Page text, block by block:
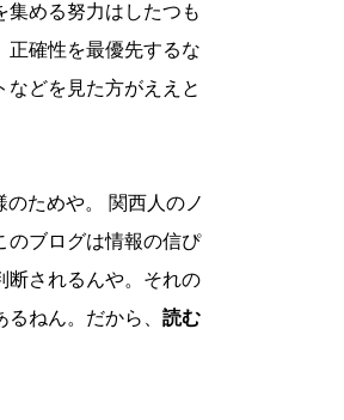
集める努力はしたつも
正確性を最優先するな
などを見た方がええと
のためや。 関西人のノ
のブログは情報の信ぴ
断されるんや。それの
るねん。だから、読む